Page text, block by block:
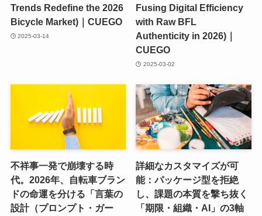
Trends Redefine the 2026
Bicycle Market)｜CUEGO
2025-03-14
Fusing Digital Efficiency
with Raw BFL
Authenticity in 2026)｜
CUEGO
2025-03-02
不祥事一発で崩壊する時
代。2026年、自転車ブラン
ドの命運を分ける「言葉の
設計（プロンプト・ガー
詳細なカスタマイズが可
能：パッケージ型を拒絶
し、課題の本質を撃ち抜く
「期限・組織・AI」の3軸